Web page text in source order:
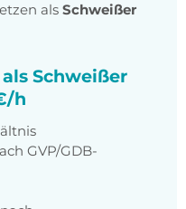
als Schweißer
Schweißer
h
GVP/GDB-